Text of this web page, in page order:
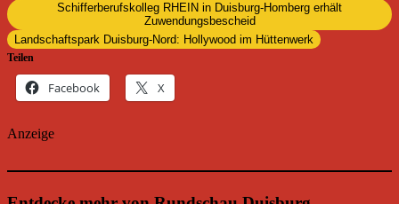
Schifferberufskolleg RHEIN in Duisburg-Homberg erhält
Zuwendungsbescheid
Landschaftspark Duisburg-Nord: Hollywood im Hüttenwerk
Teilen
Facebook X
Anzeige